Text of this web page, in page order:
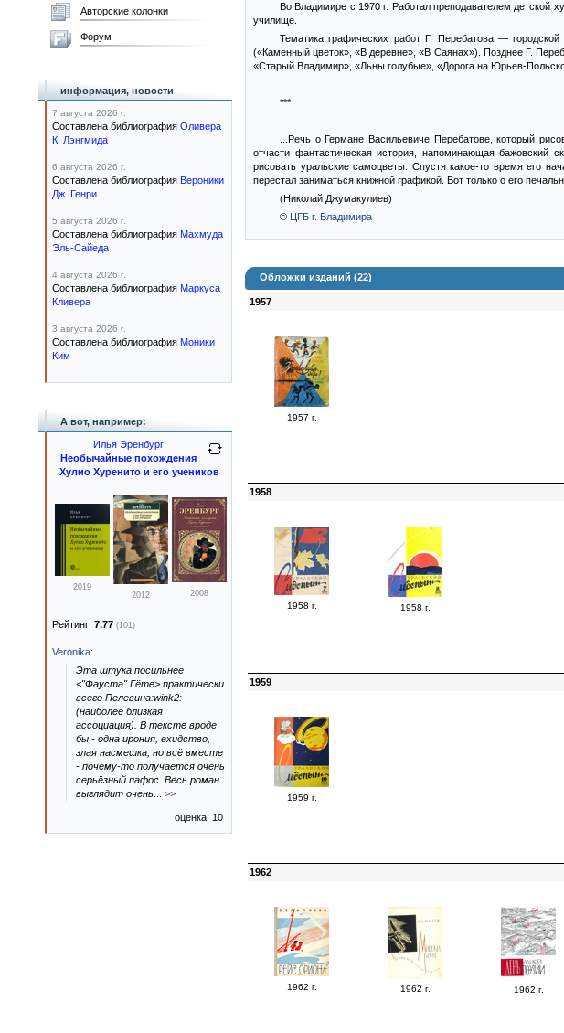
Во Владимире с 1970 г. Работал преподавателем детской
училище.
Тематика графических работ Г. Перебатова —
(«Каменный цветок», «В деревне», «В Саянах»). Позднее Г.
«Старый Владимир», «Льны голубые», «Дорога на Юрьев-
***
...Речь о Германе Васильевиче Перебатове, который
отчасти фантастическая история, напоминающая бажовский
рисовать уральские самоцветы. Спустя какое-то время его
перестал заниматься книжной графикой. Вот только о его
(Николай Джумакулиев)
© ЦГБ г. Владимира
Обложки изданий (22)
1957
1957 г.
1958
1958 г. 1958 г.
1959
1959 г.
1962
1962 г. 1962 г. 1962 г.
Авторские колонки
Форум
информация, новости
7 августа 2026 г.
Составлена библиография Оливера
К. Лэнгмида
6 августа 2026 г.
Составлена библиография Вероники
Дж. Генри
5 августа 2026 г.
Составлена библиография Махмуда
Эль-Сайеда
4 августа 2026 г.
Составлена библиография Маркуса
Кливера
3 августа 2026 г.
Составлена библиография Моники
Ким
А вот, например:
Илья Эренбург
Необычайные похождения
Хулио Хуренито и его учеников
2019
2012
2008
Рейтинг: 7.77 (101)
Veronika:
Эта штука посильнее
<"Фауста" Гёте> практически
всего Пелевина:wink2:
(наиболее близкая
ассоциация). В тексте вроде
бы - одна ирония, ехидство,
злая насмешка, но всё вместе
- почему-то получается очень
серьёзный пафос. Весь роман
выглядит очень
>>
оценка: 10